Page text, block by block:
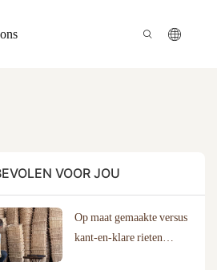
VOOR JOU
Op maat gemaakte versus
kant-en-klare rieten